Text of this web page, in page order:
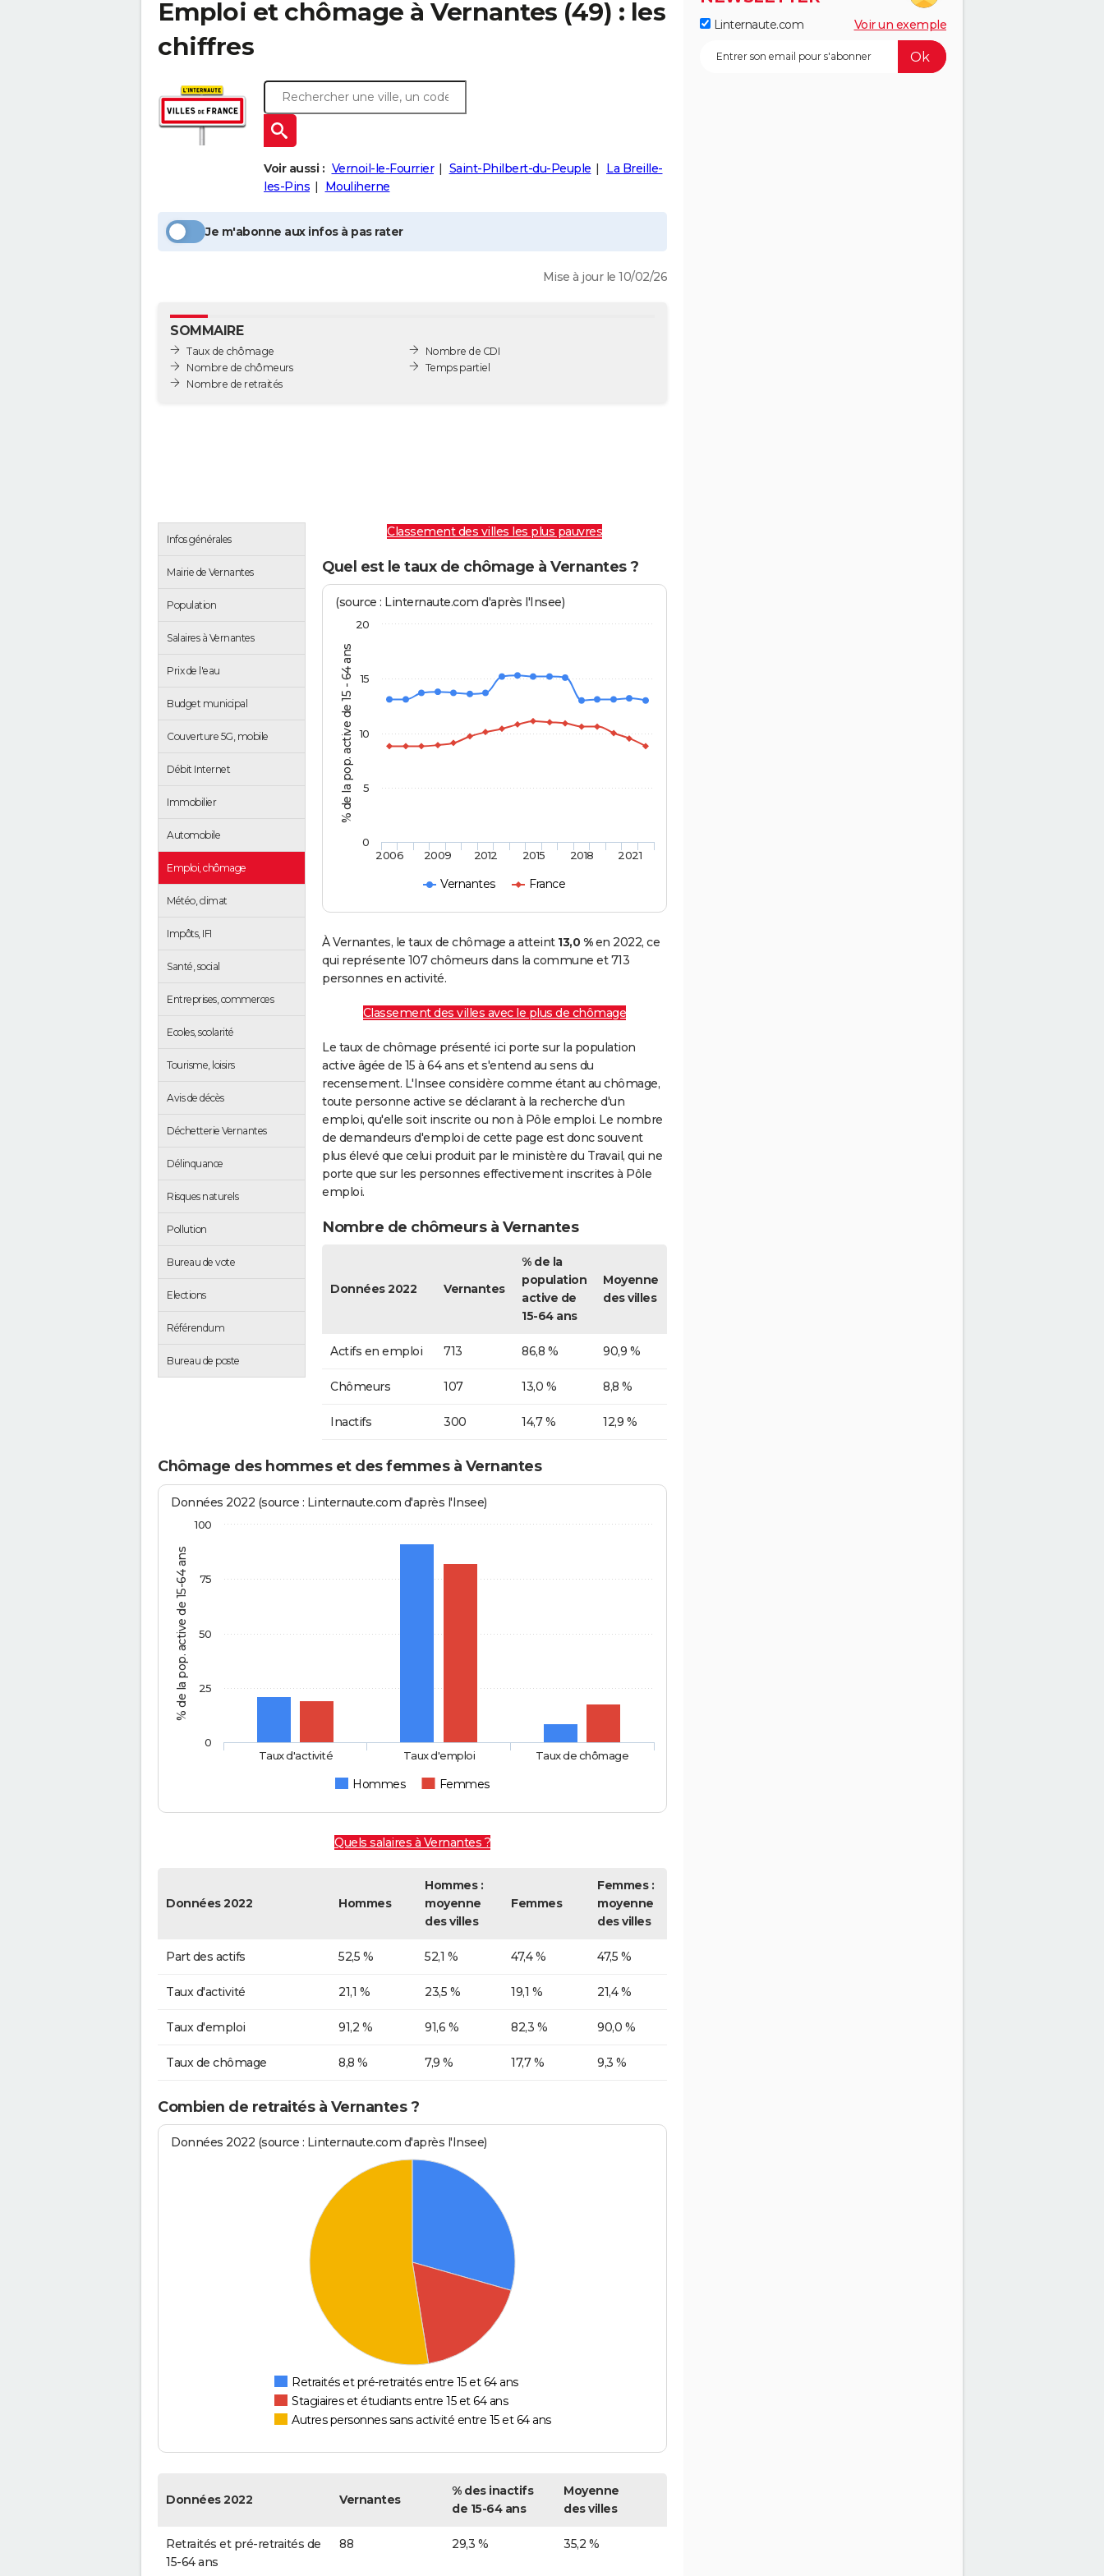
Emploi et chômage à Vernantes (49) : les
chiffres
Voir aussi : Vernoil-le-Fourrier Saint-Philbert-du-Peuple
La Breille-
les-Pins
Mouliherne
Je m'abonne aux infos à pas rater
Mise à jour le 10/02/26
SOMMAIRE
Taux de chômage
Nombre de chômeurs
Nombre de retraités
Nombre de CDI
Temps partiel
Infos générales
Mairie de Vernantes
Population
Salaires à Vernantes
Prix de l'eau
Budget municipal
Couverture 5G, mobile
Débit Internet
Immobilier
Automobile
Emploi, chômage
Météo, climat
Impôts, IFI
Santé, social
Entreprises, commerces
Ecoles, scolarité
Tourisme, loisirs
Avis de décès
Déchetterie Vernantes
Délinquance
Risques naturels
Pollution
Bureau de vote
Elections
Référendum
Bureau de poste
Classement des villes les plus pauvres
Quel est le taux de chômage à Vernantes ?
% de la pop. active de 15 - 64 ans
(source : Linternaute.com d'après l'Insee)
Vernantes France
2006 2009 2012 2015 2018 2021
0
5
10
15
20
À Vernantes, le taux de chômage a atteint 13,0 %en 2022, ce
qui représente 107 chômeurs dans la commune et 713
personnes en activité.
Classement des villes avec le plus de chômage
Le taux de chômage présenté ici porte sur la population
active âgée de 15 à 64 ans et s'entend au sens du
recensement. L'Insee considère comme étant au chômage,
toute personne active se déclarant à la recherche d'un
emploi, qu'elle soit inscrite ou non à Pôle emploi. Le nombre
de demandeurs d'emploi de cette page est donc souvent
plus élevé que celui produit par le ministère du Travail, qui ne
porte que sur les personnes effectivement inscrites à Pôle
emploi.
Nombre de chômeurs à Vernantes
Données 2022 Vernantes
% de la
population
active de
15-64 ans
Moyenne
des villes
Actifs en emploi 713 86,8 % 90,9 %
Chômeurs 107 13,0 % 8,8 %
Inactifs 300 14,7 % 12,9 %
Chômage des hommes et des femmes à Vernantes
% de la pop. active de 15-64 ans
Données 2022 (source : Linternaute.com d'après l'Insee)
Hommes Femmes
Taux d'activité Taux d'emploi Taux de chômage
0
25
50
75
100
Quels salaires à Vernantes ?
Données 2022 Hommes
Hommes :
moyenne
des villes
Femmes
Femmes :
moyenne
des villes
Part des actifs 52,5 % 52,1 % 47,4 % 47,5 %
Taux d'activité 21,1 % 23,5 % 19,1 % 21,4 %
Taux d'emploi 91,2 % 91,6 % 82,3 % 90,0 %
Taux de chômage 8,8 % 7,9 % 17,7 % 9,3 %
Combien de retraités à Vernantes ?
Données 2022 (source : Linternaute.com d'après l'Insee)
Retraités et pré-retraités entre 15 et 64 ans
Stagiaires et étudiants entre 15 et 64 ans
Autres personnes sans activité entre 15 et 64 ans
Données 2022 Vernantes
% des inactifs
de 15-64 ans
Moyenne
des villes
Retraités et pré-retraités de
15-64 ans
88 29,3 % 35,2 %
Linternaute.com Voir un exemple